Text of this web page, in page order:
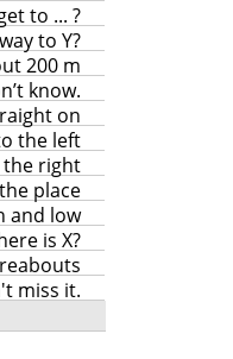
to ... ?
to Y?
200 m
know.
on
the left
the right
place
and low
is X?
miss it.